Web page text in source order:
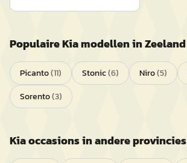
PopulaireKiamodellen inZeeland
Picanto(11) Stonic(6) Niro(5)
Sorento(3)
Kiaoccasions in andere provincies